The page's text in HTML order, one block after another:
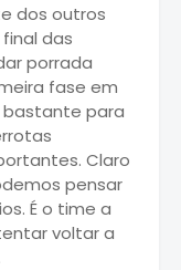
dos outros
das
porrada
fase em
bastante para
Claro
pensar
É o time a
voltar a